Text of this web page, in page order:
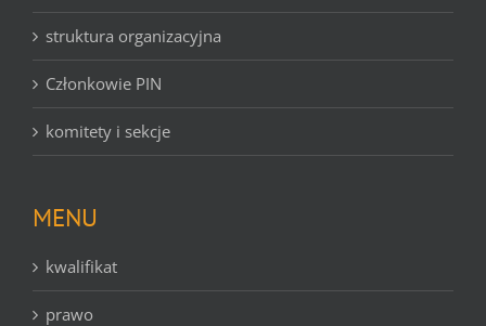
struktura organizacyjna
Członkowie PIN
komitety i sekcje
MENU
kwalifikat
prawo